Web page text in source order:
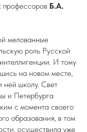
профессоров Б.А.
мелованные
роль Русской
И тому
на новом месте,
ней школу. Свет
и Петербурга
с момента своего
образования, в том
осуществила уже